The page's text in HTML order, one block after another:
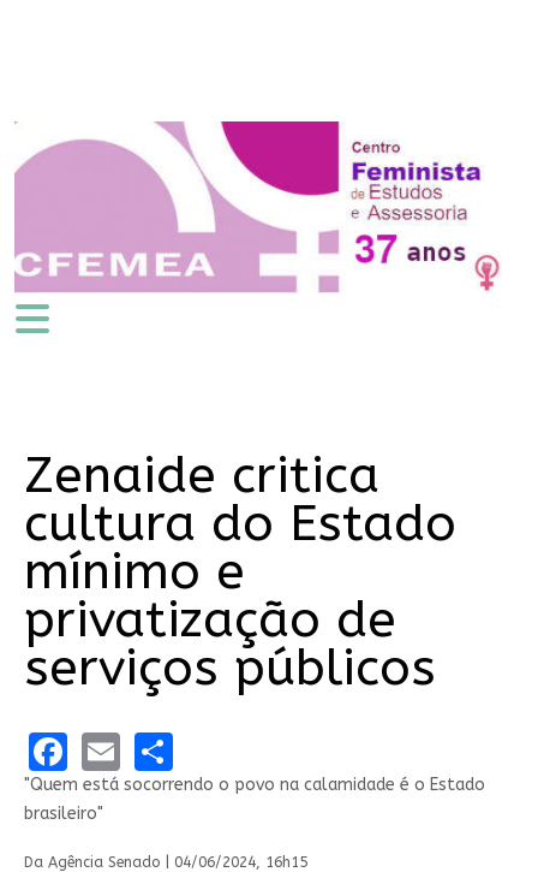
Zenaide critica
cultura do Estado
mínimo e
privatização de
serviços públicos
Facebook
EmailShare
"Quem está socorrendo o povo na calamidade é o Estado
brasileiro"
Da Agência Senado | 04/06/2024, 16h15